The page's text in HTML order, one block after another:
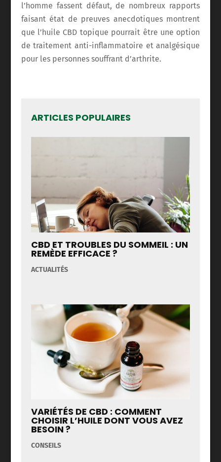
l’homme fassent défaut, de nombreux rapports
faisant état de preuves anecdotiques montrent
que l’huile CBD topique pourrait être une option
de traitement anti-inflammatoire et analgésique
pour les personnes souffrant d’arthrite.
ARTICLES POPULAIRES
CBD ET TROUBLES DU SOMMEIL : UN
REMÈDE EFFICACE ?
ACTUALITÉS
VARIÉTÉS DE CBD : COMMENT
CHOISIR L’HUILE DONT VOUS AVEZ
BESOIN ?
CONSEILS